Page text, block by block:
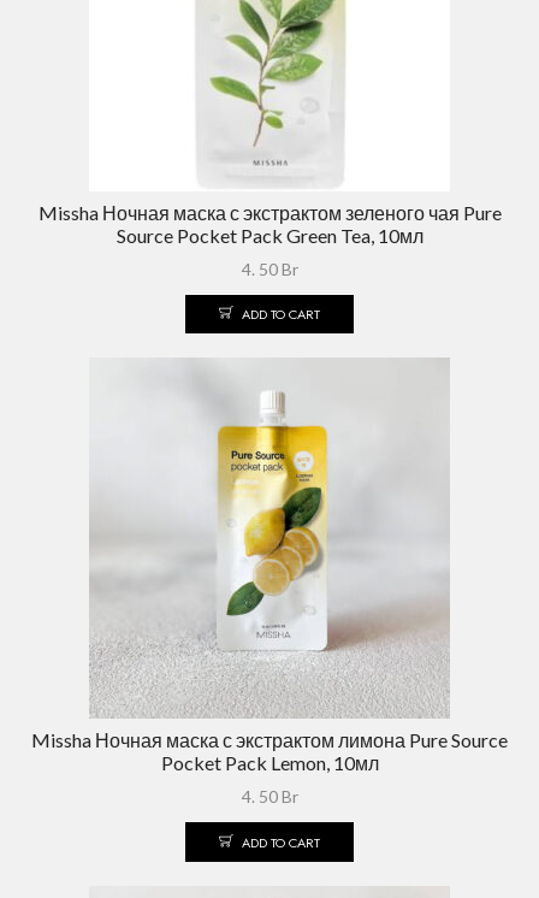
Missha Ночная маска с экстрактом зеленого чая Pure
Source Pocket Pack Green Tea, 10мл
4. 50Br
ADD TO CART
Missha Ночная маска с экстрактом лимона Pure Source
Pocket Pack Lemon, 10мл
4. 50Br
ADD TO CART